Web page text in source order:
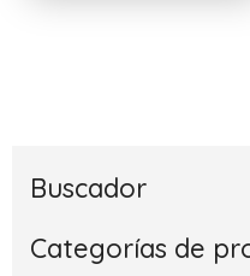
Buscador
Categorías de